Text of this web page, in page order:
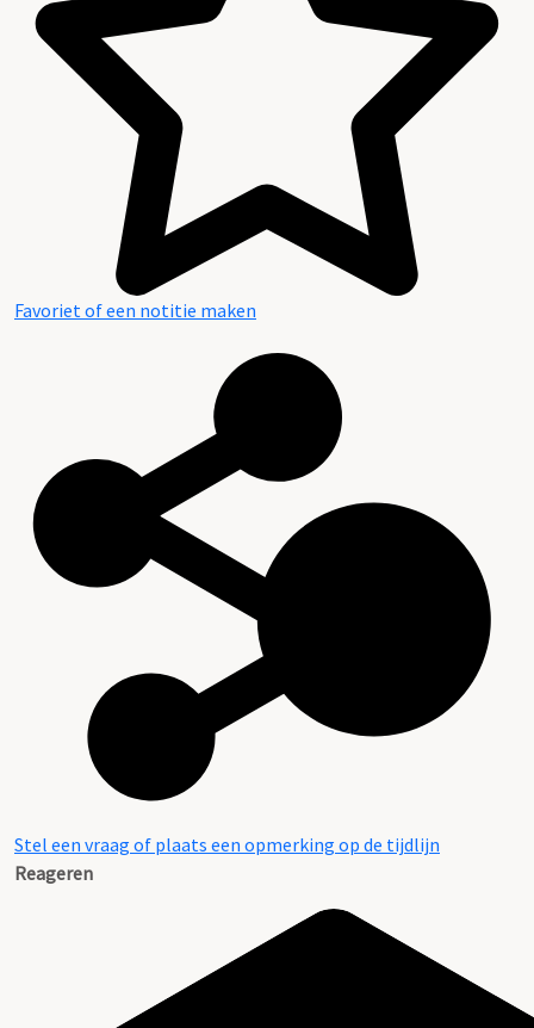
Favoriet of een notitie maken
Stel een vraag of plaats een opmerking op de tijdlijn
Reageren